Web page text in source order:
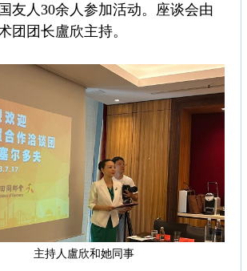
友人30余人参加活动。座谈会由
团团长盧欣主持。
主持人盧欣和她同事